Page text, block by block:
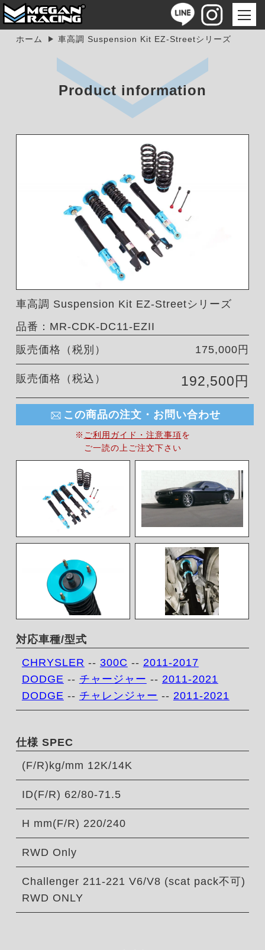
ホーム 車高調 Suspension Kit EZ-Streetシリーズ
Product information
車高調 Suspension Kit EZ-Streetシリーズ
品番：MR-CDK-DC11-EZII
販売価格（税別）
175,000円
販売価格（税込） 192,500円
この商品の注文・お問い合わせ
※ ご利用ガイド・注意事項を
ご一読の上ご注文下さい
対応車種/型式
CHRYSLER -- 300C -- 2011-2017
DODGE -- チャージャー -- 2011-2021
DODGE -- チャレンジャー -- 2011-2021
仕様 SPEC
(F/R)kg/mm 12K/14K
ID(F/R) 62/80-71.5
H mm(F/R) 220/240
RWD Only
Challenger 211-221 V6/V8 (scat pack不可)
RWD ONLY